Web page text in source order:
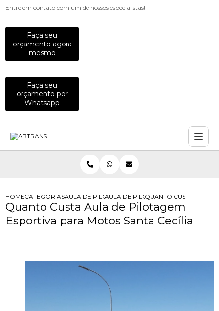
Entre em contato com um de nossos especialistas!
Faça seu
orçamento agora
mesmo
Faça seu
orçamento por
Whatsapp
HOMECATEGORIASAULA DE PILOTAGEMAULA DE PILOTAGEM DEFENSIVA
QUANTO CUSTA AULA
Quanto Custa Aula de Pilotagem
Esportiva para Motos Santa Cecília